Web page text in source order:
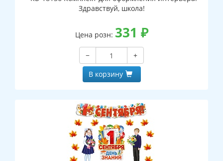
Здравствуй, школа!
Цена розн: 331 ₽
−
+
В корзину